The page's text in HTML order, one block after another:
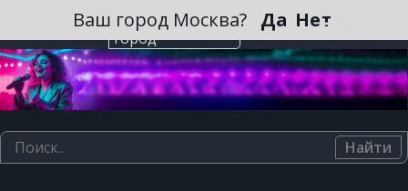
Выберите
город
Ваш город Москва? Да Нет
Найти